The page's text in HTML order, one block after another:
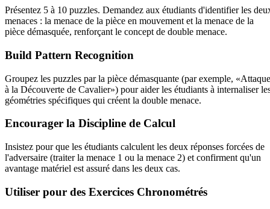
Présentez 5 à 10 puzzles. Demandez aux étudiants d'identifier les
menaces : la menace de la pièce en mouvement et la menace de la
pièce démasquée, renforçant le concept de double menace.
Build Pattern Recognition
Groupez les puzzles par la pièce démasquante (par exemple,
à la Découverte de Cavalier») pour aider les étudiants à internaliser
géométries spécifiques qui créent la double menace.
Encourager la Discipline de Calcul
Insistez pour que les étudiants calculent les deux réponses forcées de
l'adversaire (traiter la menace 1 ou la menace 2) et confirment qu'un
avantage matériel est assuré dans les deux cas.
Utiliser pour des Exercices Chronométrés